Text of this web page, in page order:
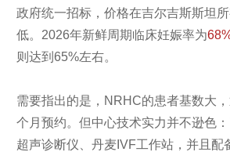
政府统一招标，价格在吉尔吉斯斯坦
低。2026年新鲜周期临床妊娠率为
则达到65%左右。
需要指出的是，NRHC的患者基数大
个月预约。但中心技术实力并不逊色
超声诊断仪、丹麦IVF工作站，并且配